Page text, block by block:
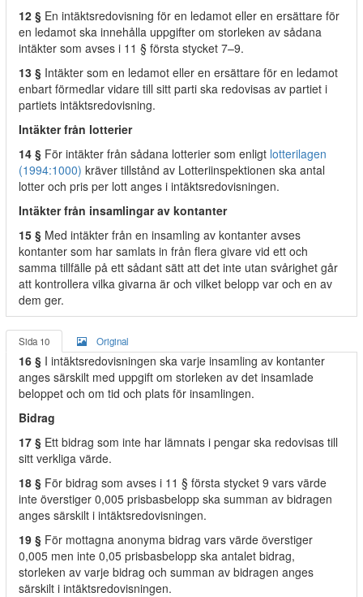
12 § En intäktsredovisning för en ledamot eller en ersättare för
en ledamot ska innehålla uppgifter om storleken av sådana
intäkter som avses i 11 § första stycket 7–9.
13 § Intäkter som en ledamot eller en ersättare för en ledamot
enbart förmedlar vidare till sitt parti ska redovisas av partiet i
partiets intäktsredovisning.
Intäkter från lotterier
14 § För intäkter från sådana lotterier som enligt lotterilagen
(1994:1000) kräver tillstånd av Lotteriinspektionen ska antal
lotter och pris per lott anges i intäktsredovisningen.
Intäkter från insamlingar av kontanter
15 § Med intäkter från en insamling av kontanter avses
kontanter som har samlats in från flera givare vid ett och
samma tillfälle på ett sådant sätt att det inte utan svårighet går
att kontrollera vilka givarna är och vilket belopp var och en av
dem ger.
Sida 10 Original
16 § I intäktsredovisningen ska varje insamling av kontanter
anges särskilt med uppgift om storleken av det insamlade
beloppet och om tid och plats för insamlingen.
Bidrag
17 § Ett bidrag som inte har lämnats i pengar ska redovisas till
sitt verkliga värde.
18 § För bidrag som avses i 11 § första stycket 9 vars värde
inte överstiger 0,005 prisbasbelopp ska summan av bidragen
anges särskilt i intäktsredovisningen.
19 § För mottagna anonyma bidrag vars värde överstiger
0,005 men inte 0,05 prisbasbelopp ska antalet bidrag,
storleken av varje bidrag och summan av bidragen anges
särskilt i intäktsredovisningen.